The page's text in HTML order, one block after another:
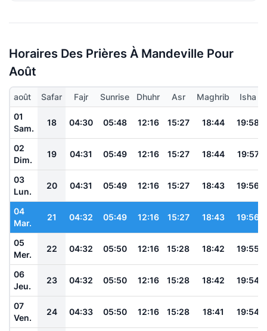
Horaires Des Prières À Mandeville Pour
Août
août Safar Fajr Sunrise Dhuhr Asr Maghrib
Isha
01
Sam.
18 04:30 05:48 12:16 15:27 18:44 19:58
02
Dim.
19 04:31 05:49 12:16 15:27 18:44 19:57
03
Lun.
20 04:31 05:49 12:16 15:27 18:43 19:56
04
Mar.
21 04:32 05:49 12:16 15:27 18:43 19:56
05
Mer.
22 04:32 05:50 12:16 15:28 18:42 19:55
06
Jeu.
23 04:32 05:50 12:16 15:28 18:42 19:54
07
Ven.
24 04:33 05:50 12:16 15:28 18:41 19:54